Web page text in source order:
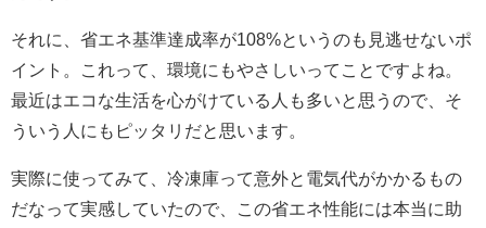
それに、省エネ基準達成率が108%というのも見逃せないポ
イント。これって、環境にもやさしいってことですよね。
最近はエコな生活を心がけている人も多いと思うので、そ
ういう人にもピッタリだと思います。
実際に使ってみて、冷凍庫って意外と電気代がかかるもの
だなって実感していたので、この省エネ性能には本当に助